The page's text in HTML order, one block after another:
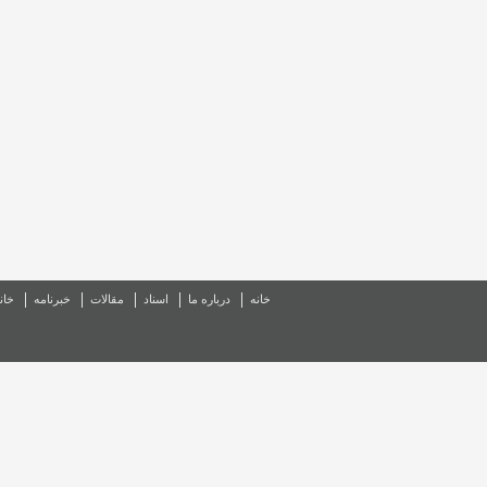
خانه درباره ما اسناد مقالات خبرنامه